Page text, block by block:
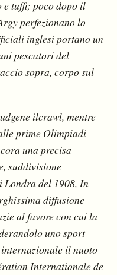
e tuffi; poco dopo il
perfezionano lo
inglesi portano un
pescatori del
sopra, corpo sul
ilcrawl, mentre
prime Olimpiadi
una precisa
suddivisione
del 1908, In
diffusione
al favore con cui la
uno sport
il nuoto
Internationale de